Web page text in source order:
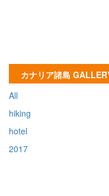
カナリア諸島
All
hiking
hotel
2017